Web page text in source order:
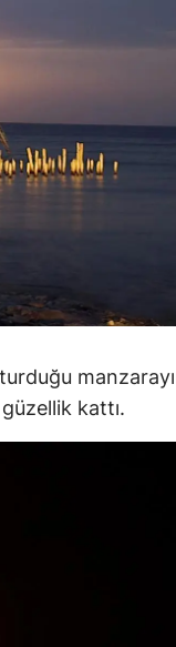
manzarayı
kattı.